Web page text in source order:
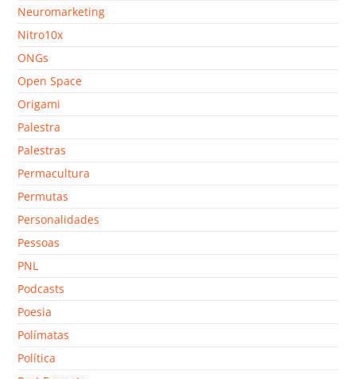
Neuromarketing
Nitro10x
ONGs
Open Space
Origami
Palestra
Palestras
Permacultura
Permutas
Personalidades
Pessoas
PNL
Podcasts
Poesia
Polímatas
Política